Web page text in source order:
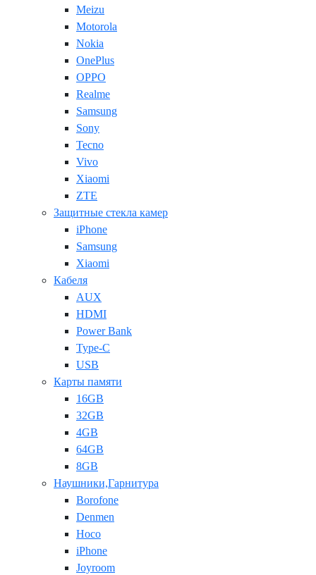
Meizu
Motorola
Nokia
OnePlus
OPPO
Realme
Samsung
Sony
Tecno
Vivo
Xiaomi
ZTE
Защитные стекла камер
iPhone
Samsung
Xiaomi
Кабеля
AUX
HDMI
Power Bank
Type-C
USB
Карты памяти
16GB
32GB
4GB
64GB
8GB
Наушники,Гарнитура
Borofone
Denmen
Hoco
iPhone
Joyroom